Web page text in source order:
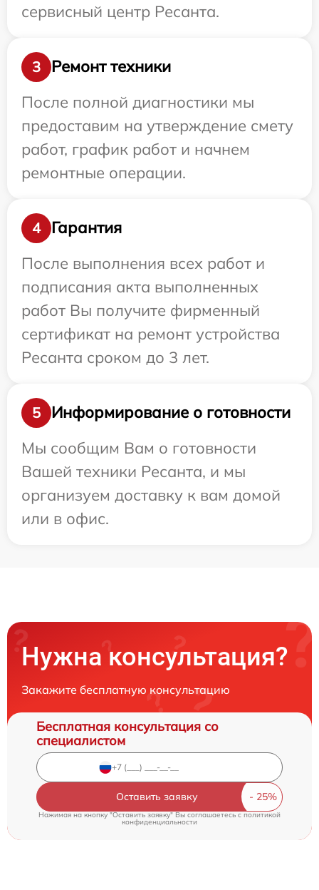
сервисный центр Ресанта.
3
Ремонт техники
После полной диагностики мы
предоставим на утверждение смету
работ, график работ и начнем
ремонтные операции.
4
Гарантия
После выполнения всех работ и
подписания акта выполненных
работ Вы получите фирменный
сертификат на ремонт устройства
Ресанта сроком до 3 лет.
5
Информирование о готовности
Мы сообщим Вам о готовности
Вашей техники Ресанта, и мы
организуем доставку к вам домой
или в офис.
Нужна консультация?
Закажите бесплатную консультацию
Бесплатная консультация со
специалистом
Оставить заявку
Нажимая на кнопку "Оставить заявку" Вы соглашаетесь cполитикой
конфиденциальности